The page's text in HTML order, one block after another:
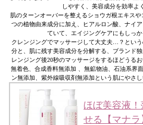
しやすく、美容成分を効率よ
肌のターンオーバーを整えるショウガ根エキス
つの植物由来成分に加え、ヒアルロン酸、ナイ
ていて、エイジングケアにもしっ
クレンジングでマッサージして大丈夫…？とい
分と、肌に残す美容成分を分解する、ブランド
レンジング後20秒のマッサージをするほどうる
無着色、合成香料無添加 、無鉱物油、石油系界
ン無添加、紫外線吸収剤無添加という肌にやさ
ほぼ美容液
せる【マナラ